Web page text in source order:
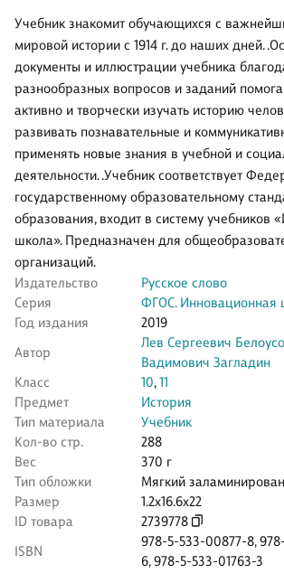
Учебник знакомит обучающихся с
мировой истории с 1914 г. до наших дней.
документы и иллюстрации учебника
разнообразных вопросов и заданий
активно и творчески изучать историю
развивать познавательные и
применять новые знания в учебной и
деятельности. .Учебник соответствует
государственному образовательному
образования, входит в систему учебников
школа». Предназначен для
организаций.
Издательство
Русское слово
Серия
ФГОС. Инновационная
Год издания
2019
Автор
Лев Сергеевич
Вадимович Загладин
Класс
10,11
Предмет
История
Тип материала
Учебник
Кол-во стр.
288
Вес
370 г
Тип обложки
Мягкий
Размер
1.2x16.6x22
ID товара
2739778
ISBN
978-5-533-00877-8,
6,978-5-533-01763-3